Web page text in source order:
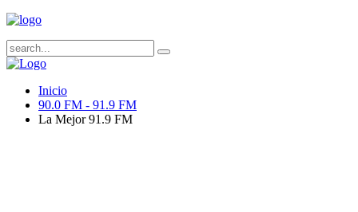
Inicio
90.0 FM - 91.9 FM
La Mejor 91.9 FM